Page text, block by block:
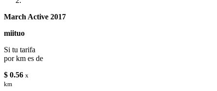
March Active 2017
miituo
Si tu tarifa
por km es de
$ 0.56 x
km